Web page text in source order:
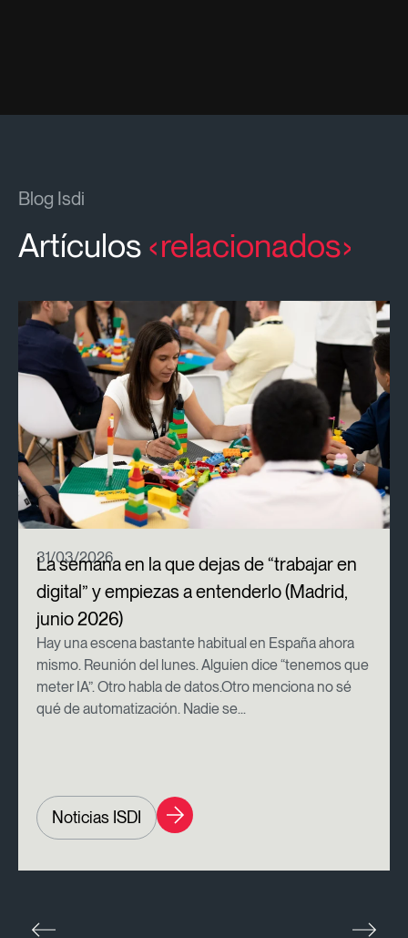
Blog Isdi
Artículos relacionados
31/03/2026
La semana en la que dejas de “trabajar en
digital” y empiezas a entenderlo (Madrid,
junio 2026)
Hay una escena bastante habitual en España ahora
mismo. Reunión del lunes. Alguien dice “tenemos que
meter IA”. Otro habla de datos.Otro menciona no sé
qué de automatización. Nadie se...
Noticias ISDI